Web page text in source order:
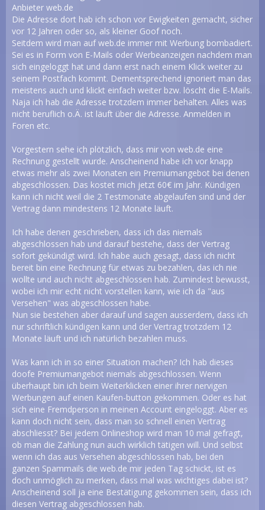
Anbieter web.de
Die Adresse dort hab ich schon vor Ewigkeiten gemacht, sicher
vor 12 Jahren oder so, als kleiner Goof noch.
Seitdem wird man auf web.de immer mit Werbung bombadiert.
Sei es in Form von E-Mails oder Werbeanzeigen nachdem man
sich eingeloggt hat und dann erst nach einem Klick weiter zu
seinem Postfach kommt. Dementsprechend ignoriert man das
meistens auch und klickt einfach weiter bzw. löscht die E-Mails.
Naja ich hab die Adresse trotzdem immer behalten. Alles was
nicht beruflich o.Ä. ist läuft über die Adresse. Anmelden in
Foren etc.
Vorgestern sehe ich plötzlich, dass mir von web.de eine
Rechnung gestellt wurde. Anscheinend habe ich vor knapp
etwas mehr als zwei Monaten ein Premiumangebot bei denen
abgeschlossen. Das kostet mich jetzt 60€ im Jahr. Kündigen
kann ich nicht weil die 2 Testmonate abgelaufen sind und der
Vertrag dann mindestens 12 Monate läuft.
Ich habe denen geschrieben, dass ich das niemals
abgeschlossen hab und darauf bestehe, dass der Vertrag
sofort gekündigt wird. Ich habe auch gesagt, dass ich nicht
bereit bin eine Rechnung für etwas zu bezahlen, das ich nie
wollte und auch nicht abgeschlossen hab. Zumindest bewusst,
wobei ich mir echt nicht vorstellen kann, wie ich da "aus
Versehen" was abgeschlossen habe.
Nun sie bestehen aber darauf und sagen ausserdem, dass ich
nur schriftlich kündigen kann und der Vertrag trotzdem 12
Monate läuft und ich natürlich bezahlen muss.
Was kann ich in so einer Situation machen? Ich hab dieses
doofe Premiumangebot niemals abgeschlossen. Wenn
überhaupt bin ich beim Weiterklicken einer ihrer nervigen
Werbungen auf einen Kaufen-button gekommen. Oder es hat
sich eine Fremdperson in meinen Account eingeloggt. Aber es
kann doch nicht sein, dass man so schnell einen Vertrag
abschliesst? Bei jedem Onlineshop wird man 10 mal gefragt,
ob man die Zahlung nun auch wirklich tätigen will. Und selbst
wenn ich das aus Versehen abgeschlossen hab, bei den
ganzen Spammails die web.de mir jeden Tag schickt, ist es
doch unmöglich zu merken, dass mal was wichtiges dabei ist?
Anscheinend soll ja eine Bestätigung gekommen sein, dass ich
diesen Vertrag abgeschlossen hab.